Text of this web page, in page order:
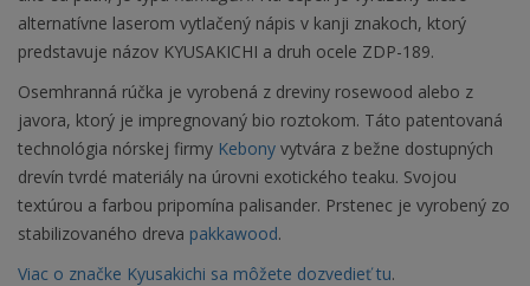
alternatívne laserom vytlačený nápis v kanji znakoch, ktorý
predstavuje názov KYUSAKICHI a druh ocele ZDP-189.
Osemhranná rúčka je vyrobená z dreviny rosewood alebo z
javora, ktorý je impregnovaný bio roztokom. Táto patentovaná
technológia nórskej firmy Kebony vytvára z bežne dostupných
drevín tvrdé materiály na úrovni exotického teaku. Svojou
textúrou a farbou pripomína palisander. Prstenec je vyrobený zo
stabilizovaného dreva pakkawood.
Viac o značke Kyusakichi sa môžete dozvedieť tu.